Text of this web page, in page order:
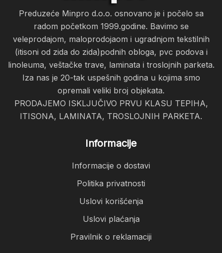
Preduzeće Minpro d.o.o. osnovano je i počelo sa
radom početkom 1999.godine. Bavimo se
veleprodajom, maloprodojaom i ugradnjom tekstilnih
(itisoni od zida do zida)podnih obloga, pvc podova i
linoleuma, veštačke trave, laminata i troslojnih parketa.
Iza nas je 20-tak uspešnih godina u kojima smo
opremali veliki broj objekata.
PRODAJEMO ISKLJUČIVO PRVU KLASU TEPIHA,
ITISONA, LAMINATA, TROSLOJNIH PARKETA.
Informacije
Informacije o dostavi
Politika privatnosti
Uslovi korišćenja
Uslovi plaćanja
Pravilnik o reklamaciji